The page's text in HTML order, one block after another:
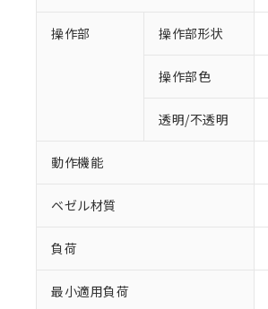
操作部 操作部形状
操作部色
透明/不透明
動作機能
ベゼル材質
負荷
最小適用負荷